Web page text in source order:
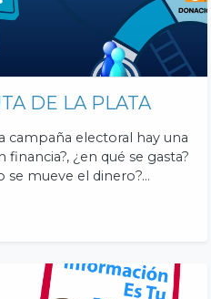
DE LA PLATA
campaña electoral hay una
financia?, ¿en qué se gasta?
se mueve el dinero?…